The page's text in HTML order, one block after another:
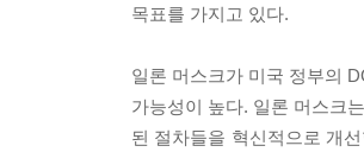
목표를 가지고 있다.
일론 머스크가 미국 정부의
가능성이 높다. 일론 머스크
된 절차들을 혁신적으로 개